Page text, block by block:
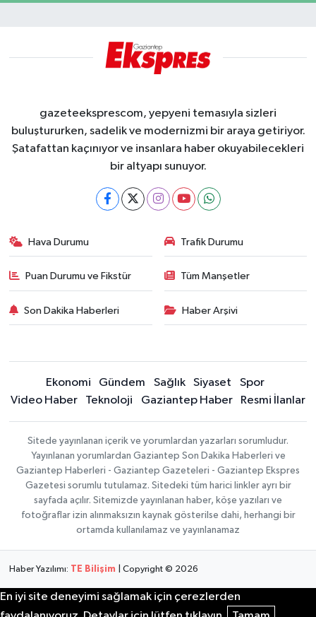
gazeteeksprescom, yepyeni temasıyla sizleri
buluştururken, sadelik ve modernizmi bir araya getiriyor.
Şatafattan kaçınıyor ve insanlara haber okuyabilecekleri
bir altyapı sunuyor.
Hava Durumu Trafik Durumu
Puan Durumu ve Fikstür Tüm Manşetler
Son Dakika Haberleri Haber Arşivi
Ekonomi Gündem Sağlık Siyaset
Spor
Video Haber
Teknoloji Gaziantep Haber Resmi İlanlar
Sitede yayınlanan içerik ve yorumlardan yazarları sorumludur.
Yayınlanan yorumlardan Gaziantep Son Dakika Haberleri ve
Gaziantep Haberleri - Gaziantep Gazeteleri - Gaziantep Ekspres
Gazetesi sorumlu tutulamaz. Sitedeki tüm harici linkler ayrı bir
sayfada açılır. Sitemizde yayınlanan haber, köşe yazıları ve
fotoğraflar izin alınmaksızın kaynak gösterilse dahi, herhangi bir
ortamda kullanılamaz ve yayınlanamaz
Haber Yazılımı: TE Bilişim | Copyright © 2026
En iyi site deneyimi sağlamak için çerezlerden